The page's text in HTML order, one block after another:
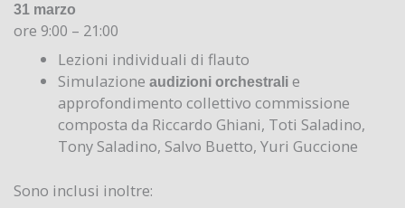
31 marzo
ore 9:00 – 21:00
Lezioni individuali di flauto
Simulazione audizioni orchestrali e
approfondimento collettivo commissione
composta da Riccardo Ghiani, Toti Saladino,
Tony Saladino, Salvo Buetto, Yuri Guccione
Sono inclusi inoltre: